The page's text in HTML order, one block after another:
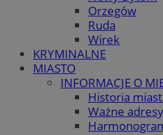
Orzegów
Ruda
Wirek
KRYMINALNE
MIASTO
INFORMACJE O
Historia
Ważne